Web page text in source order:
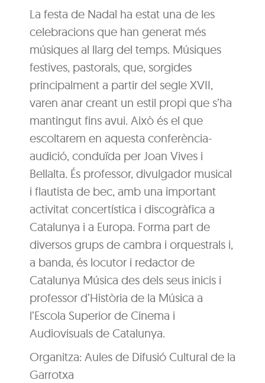
La festa de Nadal ha estat una de les
celebracions que han generat més
músiques al llarg del temps. Músiques
festives, pastorals, que, sorgides
principalment a partir del segle XVII,
varen anar creant un estil propi que s’ha
mantingut fins avui. Això és el que
escoltarem en aquesta conferència-
audició, conduïda per Joan Vives i
Bellalta. És professor, divulgador musical
i flautista de bec, amb una important
activitat concertística i discogràfica a
Catalunya i a Europa. Forma part de
diversos grups de cambra i orquestrals i,
a banda, és locutor i redactor de
Catalunya Música des dels seus inicis i
professor d’Història de la Música a
l’Escola Superior de Cinema i
Audiovisuals de Catalunya.
Organitza: Aules de Difusió Cultural de la
Garrotxa